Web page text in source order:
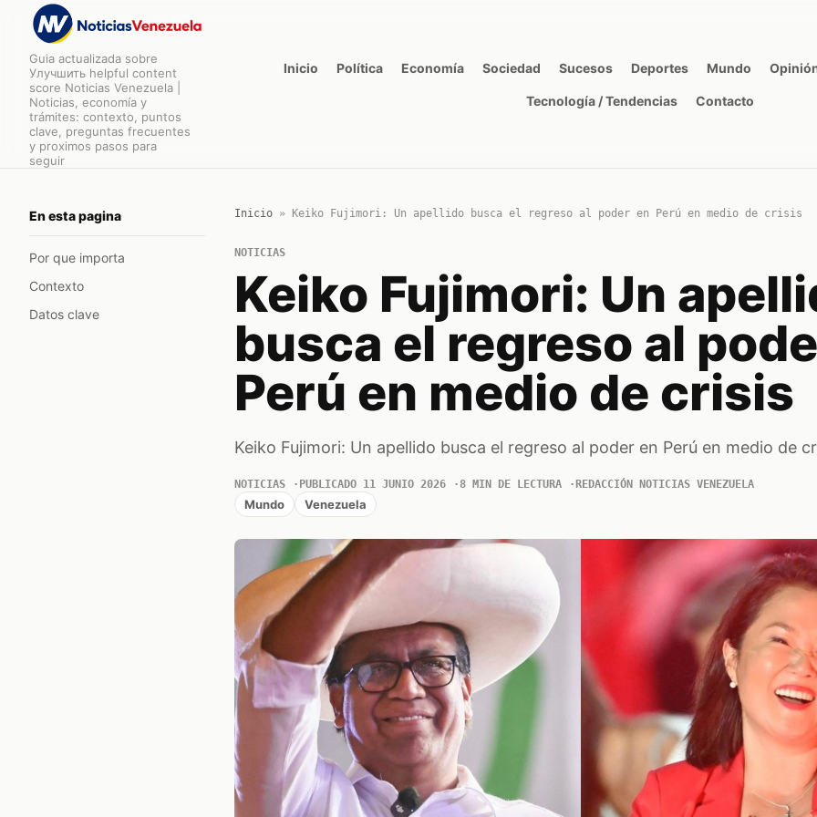
Guia actualizada sobre
Улучшить helpful content
score Noticias Venezuela |
Noticias, economía y
trámites: contexto, puntos
clave, preguntas frecuentes
y proximos pasos para
seguir
Inicio Política Economía Sociedad Sucesos Deportes Mundo
Tecnología / Tendencias Contacto
En esta pagina
Por que importa
Contexto
Datos clave
Inicio» Keiko Fujimori: Un apellido busca el regreso al poder en Perú en medio de crisis
NOTICIAS
Keiko Fujimori: Un
busca el regreso al
Perú en medio de crisis
Keiko Fujimori: Un apellido busca el regreso al poder en Perú en medio de
NOTICIAS PUBLICADO 11 JUNIO 2026 8 MIN DE LECTURA REDACCIÓN NOTICIAS VENEZUELA
Mundo Venezuela